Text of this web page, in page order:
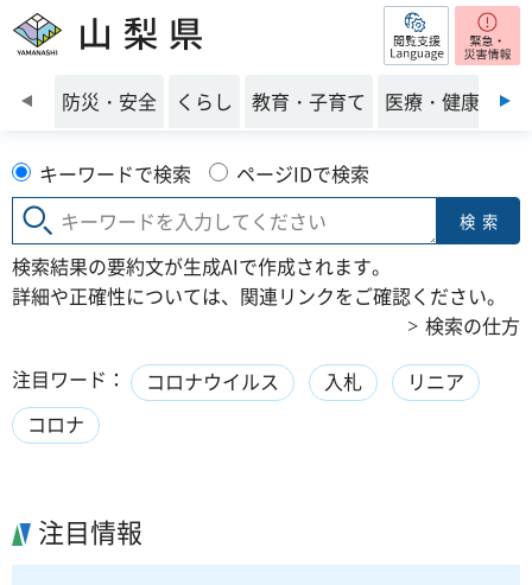
山梨県 閲覧支援
前のスライドを表示
防災・安全 くらし 教育・子育て 医療・健康・福
キーワードで検索 ページIDで検索
検索
検索結果の要約文が生成AIで作成されます。
詳細や正確性については、関連リンクをご確認ください。
検索の仕方
注目ワード：
コロナウイルス 入札
リニア
コロナ
注目情報